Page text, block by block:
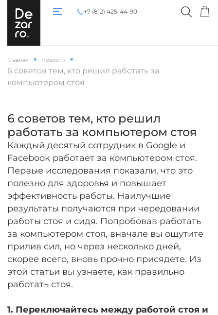
+7 (812) 425-44-90
Главная Новости
6 советов тем, кто решил работать за
компьютером стоя
6 советов тем, кто решил
работать за компьютером стоя
Каждый десятый сотрудник в Google и
Facebook работает за компьютером стоя.
Первые исследования показали, что это
полезно для здоровья и повышает
эффективность работы. Наилучшие
результаты получаются при чередовании
работы стоя и сидя. Попробовав работать
за компьютером стоя, вначале вы ощутите
прилив сил, но через несколько дней,
скорее всего, вновь прочно присядете. Из
этой статьи вы узнаете, как правильно
работать стоя.
1. Переключайтесь между работой стоя и